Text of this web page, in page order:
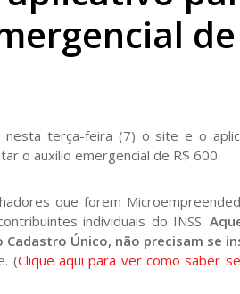
de
nesta terça-feira (7) o site e o
o auxílio emergencial de R$ 600.
que forem
individuais do INSS.
Único, não precisam se
(Clique aqui para ver como saber